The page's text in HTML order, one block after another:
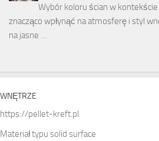
Wybór koloru ścian w
znacząco wpłynąć na atmosferę i styl
na jasne …
WNĘTRZE
https://pellet-kreft.pl
Materiał typu solid surface